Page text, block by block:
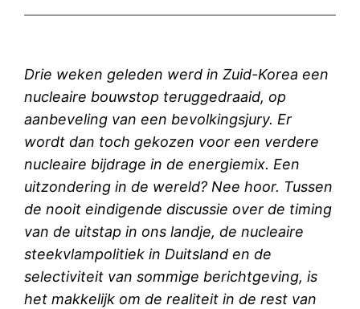
Drie weken geleden werd in Zuid-Korea een
nucleaire bouwstop teruggedraaid, op
aanbeveling van een bevolkingsjury. Er
wordt dan toch gekozen voor een verdere
nucleaire bijdrage in de energiemix. Een
uitzondering in de wereld? Nee hoor. Tussen
de nooit eindigende discussie over de timing
van de uitstap in ons landje, de nucleaire
steekvlampolitiek in Duitsland en de
selectiviteit van sommige berichtgeving, is
het makkelijk om de realiteit in de rest van